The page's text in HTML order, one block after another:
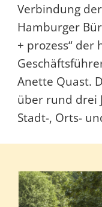
Verbindung
Hamburger
+ prozess“ der
Anette Quast.
über rund drei
Stadt-, Orts-